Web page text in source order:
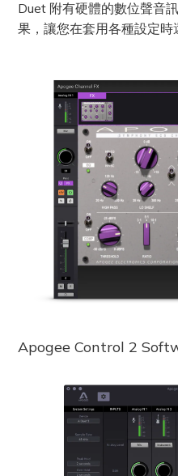
Duet 附有硬體的數位聲音
果，讓您在套用各種設定時
Apogee Control 2